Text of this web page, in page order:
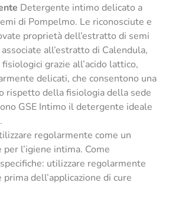
Detergente intimo delicato a
di Pompelmo. Le riconosciute e
proprietà dell’estratto di semi
all’estratto di Calendula,
grazie all’acido lattico,
delicati, che consentono una
rispetto della fisiologia della sede
GSE Intimo il detergente ideale
regolarmente come un
l’igiene intima. Come
utilizzare regolarmente
dell’applicazione di cure